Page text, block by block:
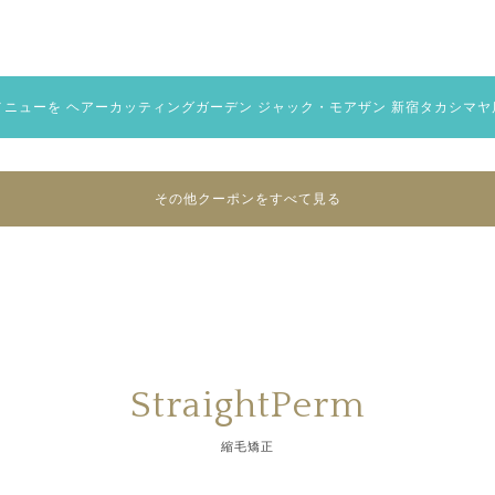
ューを ヘアーカッティングガーデン ジャック・モアザン 新宿タカシマヤ
その他クーポンをすべて見る
StraightPerm
縮毛矯正